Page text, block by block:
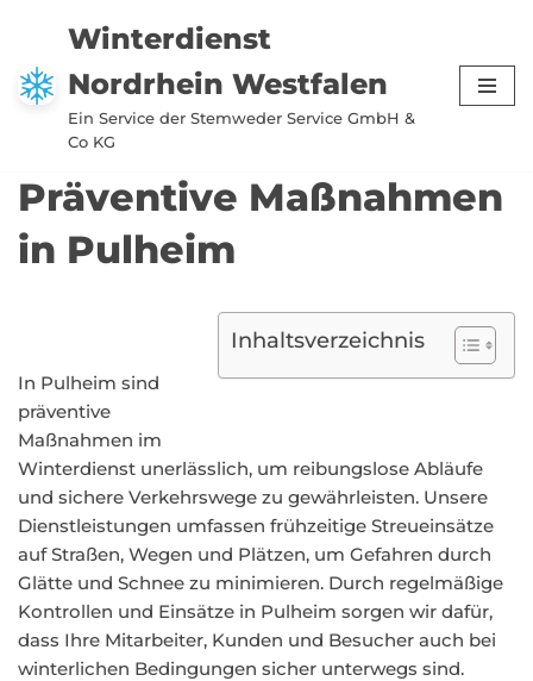
Zum
Inhalt
springen
Winterdienst
Nordrhein Westfalen
Ein Service der Stemweder Service GmbH &
Co KG
Präventive Maßnahmen
in Pulheim
Inhaltsverzeichnis
In Pulheim sind
präventive
Maßnahmen im
Winterdienst unerlässlich, um reibungslose Abläufe
und sichere Verkehrswege zu gewährleisten. Unsere
Dienstleistungen umfassen frühzeitige Streueinsätze
auf Straßen, Wegen und Plätzen, um Gefahren durch
Glätte und Schnee zu minimieren. Durch regelmäßige
Kontrollen und Einsätze in Pulheim sorgen wir dafür,
dass Ihre Mitarbeiter, Kunden und Besucher auch bei
winterlichen Bedingungen sicher unterwegs sind.